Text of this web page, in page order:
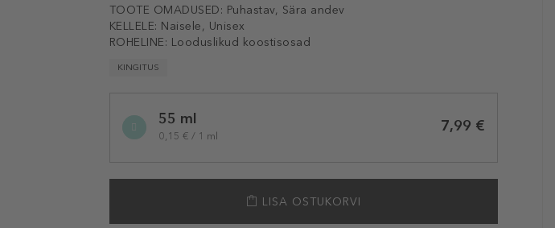
TOOTE OMADUSED: Puhastav, Sära andev
KELLELE: Naisele, Unisex
ROHELINE: Looduslikud koostisosad
KINGITUS
variation55 ml
0,15 € / 1 ml
7,99 €
LISA OSTUKORVI